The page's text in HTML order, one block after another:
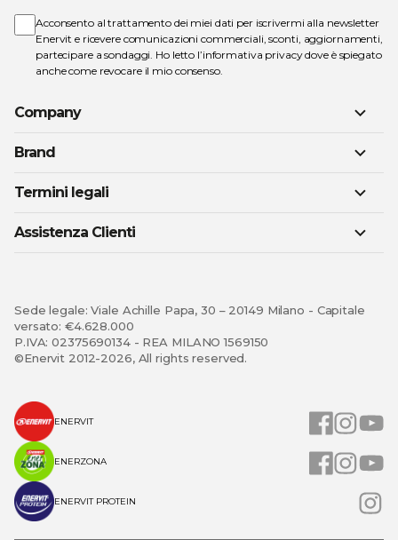
Acconsento al trattamento dei miei dati per iscrivermi alla newsletter
Enervit e ricevere comunicazioni commerciali, sconti, aggiornamenti,
partecipare a sondaggi. Ho letto l’informativa privacydove è spiegato
anche come revocare il mio consenso.
Company
Brand
Termini legali
Assistenza Clienti
Sede legale: Viale Achille Papa, 30 – 20149 Milano - Capitale
versato: €4.628.000
P.IVA: 02375690134 - REA MILANO 1569150
©Enervit 2012-2026, All rights reserved.
ENERVIT
ENERZONA
ENERVIT PROTEIN